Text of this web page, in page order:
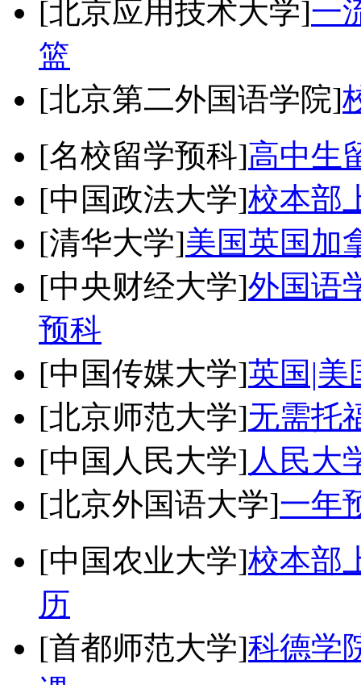
[北京应用技术大学]一
篮
[北京第二外国语学院]
[名校留学预科]高中生
[中国政法大学]校本部
[清华大学]美国英国加
[中央财经大学]外国语
预科
[中国传媒大学]英国|美
[北京师范大学]无需托
[中国人民大学] 人民大
[北京外国语大学]一年
[中国农业大学]校本部
历
[首都师范大学]科德学